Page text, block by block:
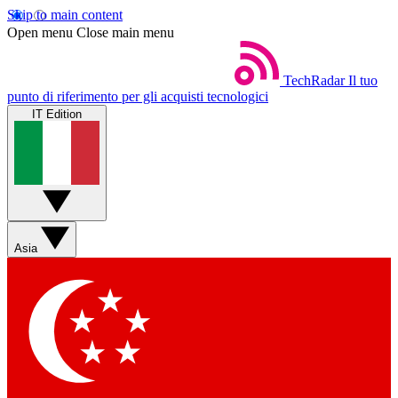
Skip to main content
Open menu Close main menu
TechRadar Il tuo
punto di riferimento per gli acquisti tecnologici
IT Edition
Asia